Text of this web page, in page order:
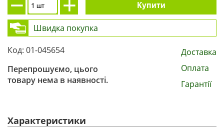
Купити
Швидка покупка
Код: 01-045654
Перепрошуємо, цього
товару нема в наявності.
Доставка
Оплата
Гарантії
Характеристики